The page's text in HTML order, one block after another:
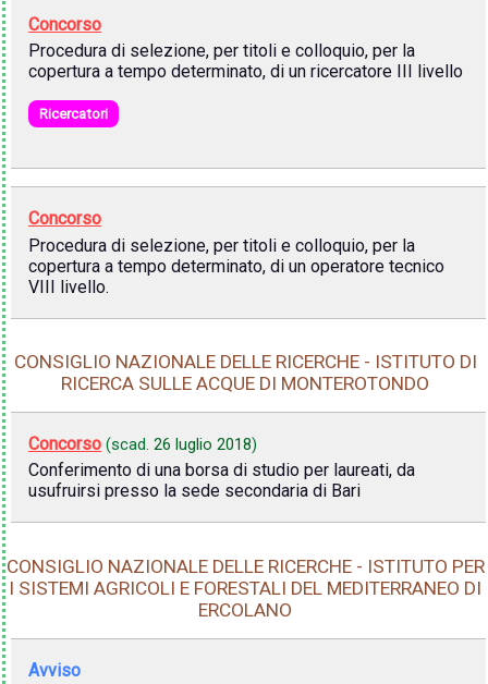
Concorso
Procedura di selezione, per titoli e colloquio, per la
copertura a tempo determinato, di un ricercatore III livello
Ricercatori
Concorso
Procedura di selezione, per titoli e colloquio, per la
copertura a tempo determinato, di un operatore tecnico
VIII livello.
CONSIGLIO NAZIONALE DELLE RICERCHE - ISTITUTO DI
RICERCA SULLE ACQUE DI MONTEROTONDO
Concorso (scad. 26 luglio 2018)
Conferimento di una borsa di studio per laureati, da
usufruirsi presso la sede secondaria di Bari
CONSIGLIO NAZIONALE DELLE RICERCHE - ISTITUTO PER
I SISTEMI AGRICOLI E FORESTALI DEL MEDITERRANEO DI
ERCOLANO
Avviso